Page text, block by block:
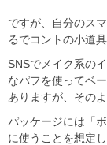
ですが、自分のス
るでコントの小道
SNSでメイク系の
なパフを使ってベ
ありますが、その
パッケージには「
に使うことを想定